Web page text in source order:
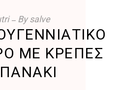
Bysalve
ΜΕ ΚΡΈΠΕΣ